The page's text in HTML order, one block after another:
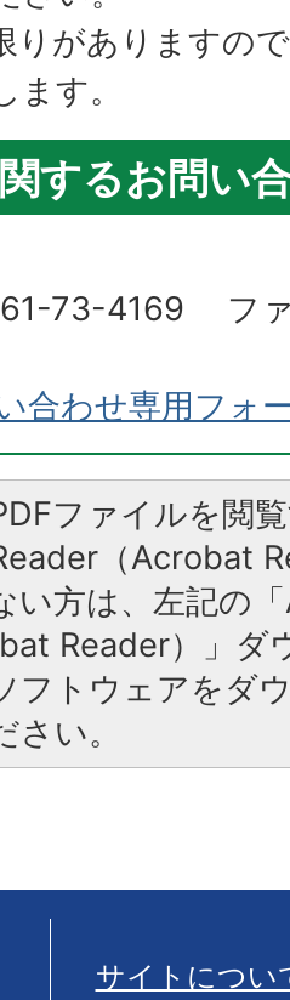
りがありますの
ます。
するお問い
73-4169 フ
合わせ専用フォ
ファイルを閲
（Acrobat
い方は、左記の
Reader）」ダ
フトウェアをダ
さい。
サイトについ